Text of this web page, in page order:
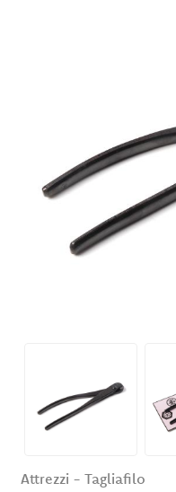
Bonsai in Pratica
Contatti
Attrezzi - Tagliafilo